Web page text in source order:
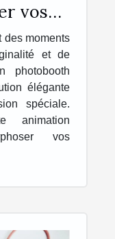
vos
des moments
et de
photobooth
élégante
spéciale.
animation
vos